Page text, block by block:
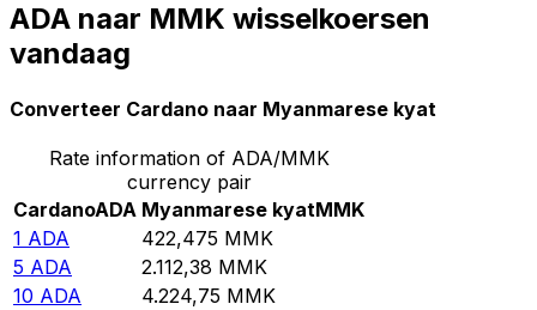
ADA naar MMK wisselkoersen
vandaag
Converteer Cardano naar Myanmarese kyat
Rate information of ADA/MMK
currency pair
CardanoADA Myanmarese kyatMMK
1 ADA 422,475 MMK
5 ADA 2.112,38 MMK
10 ADA 4.224,75 MMK